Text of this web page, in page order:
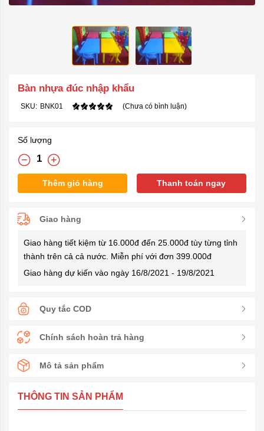
Bàn nhựa đúc nhập khẩu
SKU: BNK01 (Chưa có bình luận)
Số lượng
Thêm giỏ hàng Thanh toán ngay
Giao hàng
Giao hàng tiết kiệm từ 16.000đ đến 25.000đ tùy từng tỉnh
thành trên cả cả nước. Miễn phí với đơn 399.000đ
Giao hàng dự kiến vào ngày 16/8/2021 - 19/8/2021
Quy tắc COD
Chính sách hoàn trả hàng
Mô tả sản phẩm
THÔNG TIN SẢN PHẨM